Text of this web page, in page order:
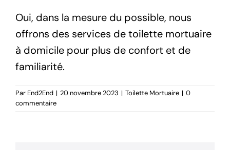
Oui, dans la mesure du possible, nous
offrons des services de toilette mortuaire
à domicile pour plus de confort et de
familiarité.
Par End2End | 20 novembre 2023 | Toilette Mortuaire | 0
commentaire